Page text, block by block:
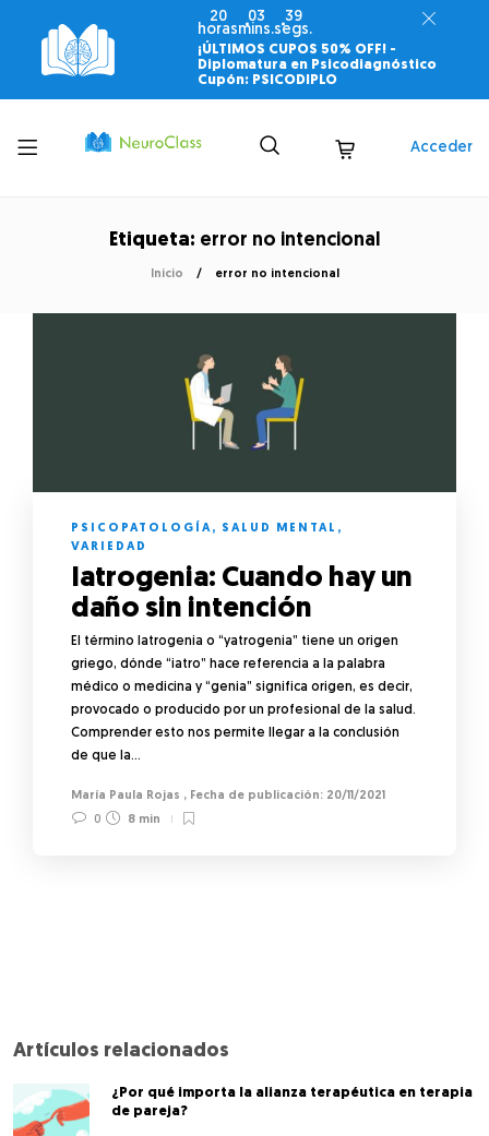
20
horas
03
mins.
39
segs.
¡ÚLTIMOS CUPOS 50% OFF! -
Diplomatura en Psicodiagnóstico
Cupón: PSICODIPLO
Toggle
menu
Acceder
Etiqueta: error no intencional
Inicio error no intencional
PSICOPATOLOGÍA, SALUD MENTAL ,
VARIEDAD
Iatrogenia: Cuando hay un
daño sin intención
El término Iatrogenia o “yatrogenia” tiene un origen
griego, dónde “iatro” hace referencia a la palabra
médico o medicina y “genia” significa origen, es decir,
provocado o producido por un profesional de la salud.
Comprender esto nos permite llegar a la conclusión
de que la…
María Paula Rojas ,
20/11/2021
0
8 min
Artículos relacionados
¿Por qué importa la alianza terapéutica en terapia
de pareja?